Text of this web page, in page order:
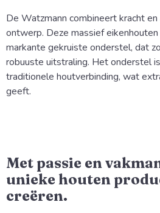
De Watzmann combineert kracht
ontwerp. Deze massief
markante gekruiste onderstel, dat
robuuste uitstraling. Het onderstel
traditionele houtverbinding, wat
geeft.
Met passie en
unieke houten
creëren.